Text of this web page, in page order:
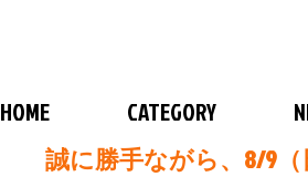
HOME CATEGORY
誠に勝手ながら、8/9